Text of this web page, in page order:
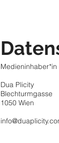
Medieninhaber*in
Dua Plicity
Blechturmgasse
1050 Wien